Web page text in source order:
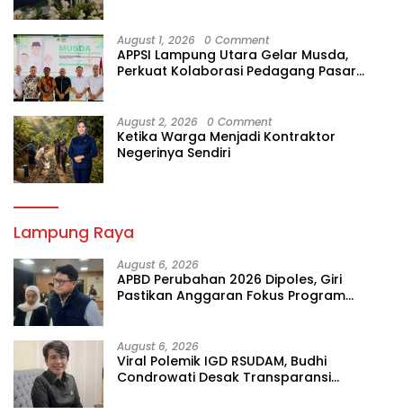
August 1, 2026 0 Comment
APPSI Lampung Utara Gelar Musda,
Perkuat Kolaborasi Pedagang Pasar
August 2, 2026 0 Comment
Ketika Warga Menjadi Kontraktor
Negerinya Sendiri
Lampung Raya
August 6, 2026
APBD Perubahan 2026 Dipoles, Giri
Pastikan Anggaran Fokus Program
August 6, 2026
Viral Polemik IGD RSUDAM, Budhi
Condrowati Desak Transparansi